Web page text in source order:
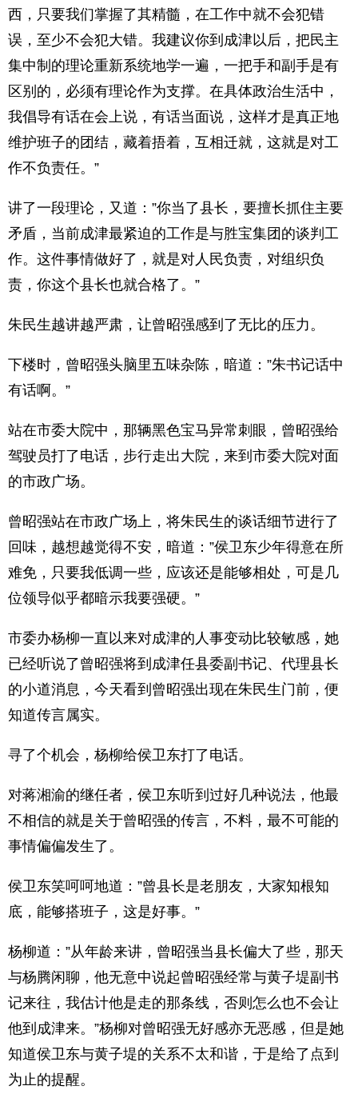
西，只要我们掌握了其精髓，在工作中就不会犯错
误，至少不会犯大错。我建议你到成津以后，把民主
集中制的理论重新系统地学一遍，一把手和副手是有
区别的，必须有理论作为支撑。在具体政治生活中，
我倡导有话在会上说，有话当面说，这样才是真正地
维护班子的团结，藏着捂着，互相迁就，这就是对工
作不负责任。”
讲了一段理论，又道：”你当了县长，要擅长抓住主要
矛盾，当前成津最紧迫的工作是与胜宝集团的谈判工
作。这件事情做好了，就是对人民负责，对组织负
责，你这个县长也就合格了。”
朱民生越讲越严肃，让曾昭强感到了无比的压力。
下楼时，曾昭强头脑里五味杂陈，暗道：”朱书记话中
有话啊。”
站在市委大院中，那辆黑色宝马异常刺眼，曾昭强给
驾驶员打了电话，步行走出大院，来到市委大院对面
的市政广场。
曾昭强站在市政广场上，将朱民生的谈话细节进行了
回味，越想越觉得不安，暗道：”侯卫东少年得意在所
难免，只要我低调一些，应该还是能够相处，可是几
位领导似乎都暗示我要强硬。”
市委办杨柳一直以来对成津的人事变动比较敏感，她
已经听说了曾昭强将到成津任县委副书记、代理县长
的小道消息，今天看到曾昭强出现在朱民生门前，便
知道传言属实。
寻了个机会，杨柳给侯卫东打了电话。
对蒋湘渝的继任者，侯卫东听到过好几种说法，他最
不相信的就是关于曾昭强的传言，不料，最不可能的
事情偏偏发生了。
侯卫东笑呵呵地道：”曾县长是老朋友，大家知根知
底，能够搭班子，这是好事。”
杨柳道：”从年龄来讲，曾昭强当县长偏大了些，那天
与杨腾闲聊，他无意中说起曾昭强经常与黄子堤副书
记来往，我估计他是走的那条线，否则怎么也不会让
他到成津来。”杨柳对曾昭强无好感亦无恶感，但是她
知道侯卫东与黄子堤的关系不太和谐，于是给了点到
为止的提醒。